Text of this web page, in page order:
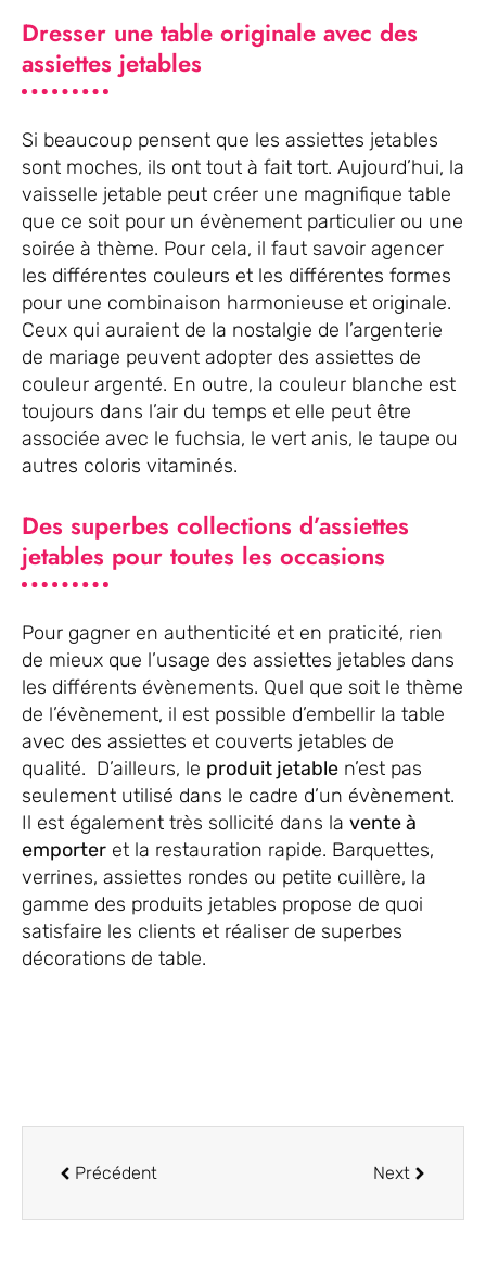
Dresser une table originale avec des
assiettes jetables
Si beaucoup pensent que les assiettes jetables
sont moches, ils ont tout à fait tort. Aujourd’hui, la
vaisselle jetable peut créer une magnifique table
que ce soit pour un évènement particulier ou une
soirée à thème. Pour cela, il faut savoir agencer
les différentes couleurs et les différentes formes
pour une combinaison harmonieuse et originale.
Ceux qui auraient de la nostalgie de l’argenterie
de mariage peuvent adopter des assiettes de
couleur argenté. En outre, la couleur blanche est
toujours dans l’air du temps et elle peut être
associée avec le fuchsia, le vert anis, le taupe ou
autres coloris vitaminés.
Des superbes collections d’assiettes
jetables pour toutes les occasions
Pour gagner en authenticité et en praticité, rien
de mieux que l’usage des assiettes jetables dans
les différents évènements. Quel que soit le thème
de l’évènement, il est possible d’embellir la table
avec des assiettes et couverts jetables de
qualité. D’ailleurs, le produit jetable n’est pas
seulement utilisé dans le cadre d’un évènement.
Il est également très sollicité dans la vente à
emporter et la restauration rapide. Barquettes,
verrines, assiettes rondes ou petite cuillère, la
gamme des produits jetables propose de quoi
satisfaire les clients et réaliser de superbes
décorations de table.
Précédent Next